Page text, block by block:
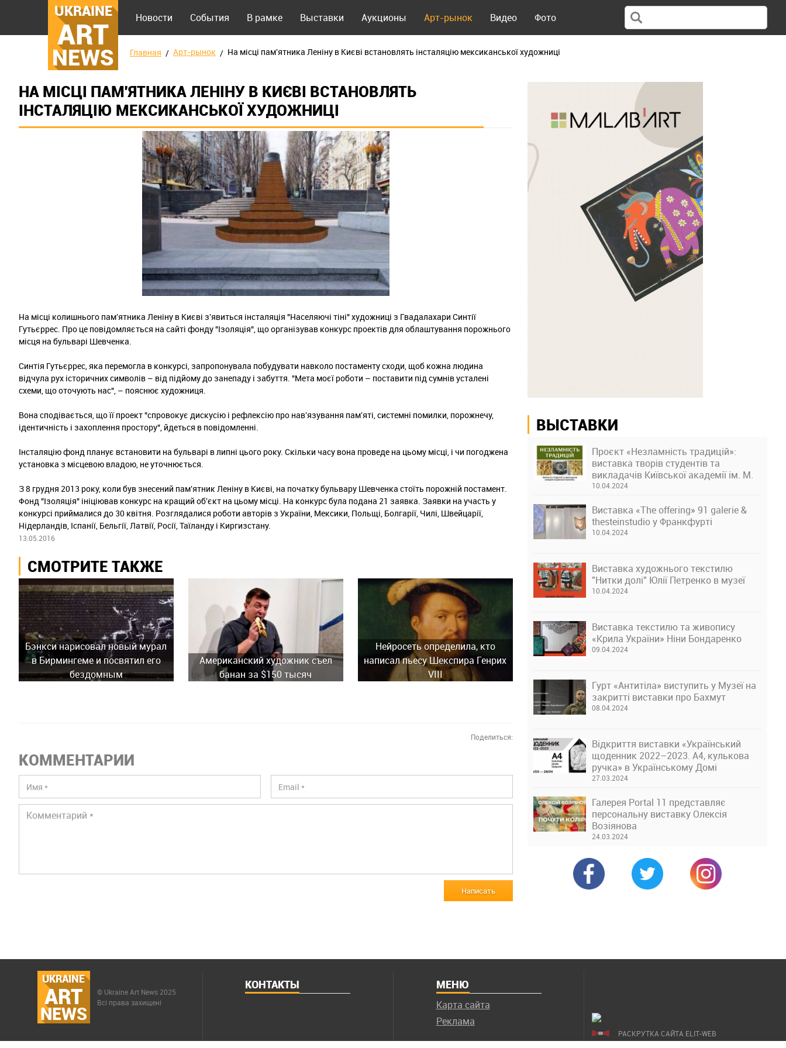
UKRAINE
ART
NEWS
Новости События В рамке Выставки Аукционы Арт-рынок Видео Фото
Главная Арт-рынок На місці пам'ятника Леніну в Києві встановлять інсталяцію мексиканської художниці
НА МІСЦІ ПАМ'ЯТНИКА ЛЕНІНУ В КИЄВІ ВСТАНОВЛЯТЬ
ІНСТАЛЯЦІЮ МЕКСИКАНСЬКОЇ ХУДОЖНИЦІ
На місці колишнього пам'ятника Леніну в Києві з'явиться інсталяція "Населяючі тіні" художниці з Гвадалахари Синтії
Гутьєррес. Про це повідомляється на сайті фонду "Ізоляція", що організував конкурс проектів для облаштування порожнього
місця на бульварі Шевченка.
Синтія Гутьєррес, яка перемогла в конкурсі, запропонувала побудувати навколо постаменту сходи, щоб кожна людина
відчула рух історичних символів – від підйому до занепаду і забуття. "Мета моєї роботи – поставити під сумнів усталені
схеми, що оточують нас", – пояснює художниця.
Вона сподівається, що її проект "спровокує дискусію і рефлексію про нав'язування пам'яті, системні помилки, порожнечу,
ідентичність і захоплення простору", йдеться в повідомленні.
Інсталяцію фонд планує встановити на бульварі в липні цього року. Скільки часу вона проведе на цьому місці, і чи погоджена
установка з місцевою владою, не уточнюється.
З 8 грудня 2013 року, коли був знесений пам'ятник Леніну в Києві, на початку бульвару Шевченка стоїть порожній постамент.
Фонд "Ізоляція" ініціював конкурс на кращий об'єкт на цьому місці. На конкурс була подана 21 заявка. Заявки на участь у
конкурсі приймалися до 30 квітня. Розглядалися роботи авторів з України, Мексики, Польщі, Болгарії, Чилі, Швейцарії,
Нідерландів, Іспанії, Бельгії, Латвії, Росії, Таїланду і Киргизстану.
13.05.2016
СМОТРИТЕ ТАКЖЕ
Бэнкси нарисовал новый мурал
в Бирмингеме и посвятил его
бездомным
Американский художник съел
банан за $150 тысяч
Нейросеть определила, кто
написал пьесу Шекспира Генрих
VIII
Поделиться:
КОММЕНТАРИИ
Написать
ВЫСТАВКИ
Проєкт «Незламність традицій»:
виставка творів студентів та
викладачів Київської академії ім. М.
Бойчука
10.04.2024
Виставка «The offering» 91 galerie &
thesteinstudio у Франкфурті
10.04.2024
Виставка художнього текстилю
"Нитки долі" Юлії Петренко в музеї
10.04.2024
Виставка текстилю та живопису
«Крила України» Ніни Бондаренко
09.04.2024
Гурт «Антитіла» виступить у Музеї на
закритті виставки про Бахмут
08.04.2024
Відкриття виставки «Український
щоденник 2022–2023. А4, кулькова
ручка» в Українському Домі
27.03.2024
Галерея Portal 11 представляє
персональну виставку Олексія
Возіянова
24.03.2024
UKRAINE
ART
NEWS
© Ukraine Art News 2025
Всі права захищені
КОНТАКТЫ МЕНЮ
Карта сайта
Реклама
РАСКРУТКА САЙТА ELIT-WEB